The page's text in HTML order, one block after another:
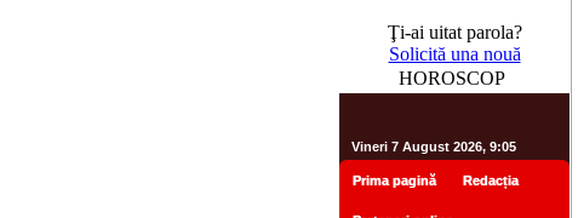
Ţi-ai uitat parola?
Solicită una nouă
HOROSCOP